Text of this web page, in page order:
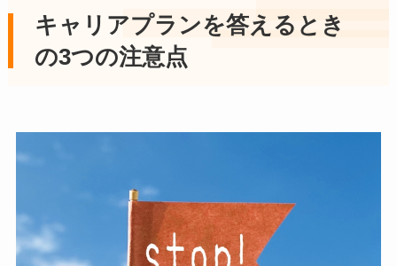
キャリアプランを答えるとき
の3つの注意点